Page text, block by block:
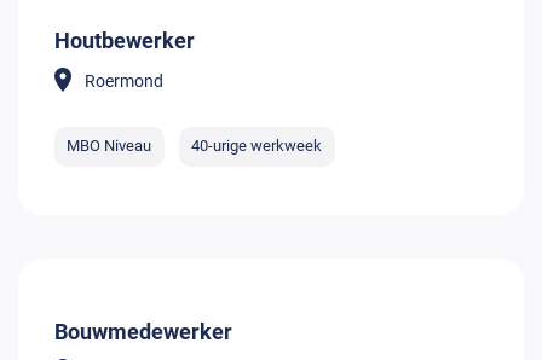
Houtbewerker
Roermond
MBO Niveau 40-urige werkweek
Bouwmedewerker